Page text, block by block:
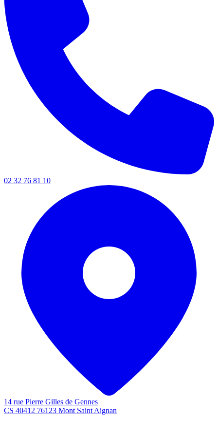
02 32 76 81 10
14 rue Pierre Gilles de Gennes
CS 40412 76123 Mont Saint Aignan